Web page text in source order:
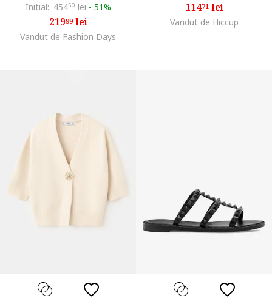
Initial: 45450 lei - 51%
21999lei
Vandut de Fashion Days
11471lei
Vandut de Hiccup